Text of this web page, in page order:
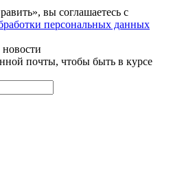
вы соглашаетесь с
персональных данных
почты, чтобы быть в курсе